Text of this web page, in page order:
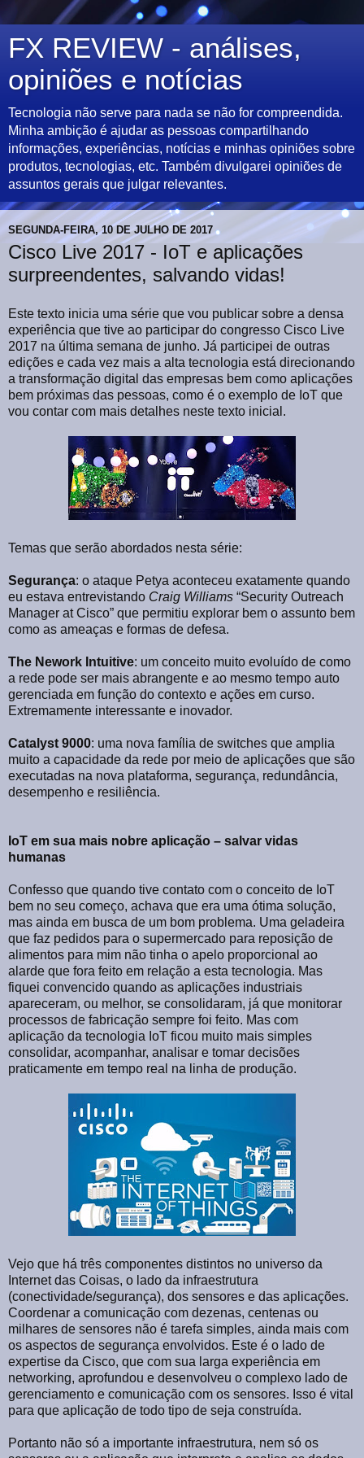
FX REVIEW - análises,
opiniões e notícias
Tecnologia não serve para nada se não for compreendida.
Minha ambição é ajudar as pessoas compartilhando
informações, experiências, notícias e minhas opiniões sobre
produtos, tecnologias, etc. Também divulgarei opiniões de
assuntos gerais que julgar relevantes.
SEGUNDA-FEIRA, 10 DE JULHO DE 2017
Cisco Live 2017 - IoT e aplicações
surpreendentes, salvando vidas!
Este texto inicia uma série que vou publicar sobre a densa
experiência que tive ao participar do congresso Cisco Live
2017 na última semana de junho. Já participei de outras
edições e cada vez mais a alta tecnologia está direcionando
a transformação digital das empresas bem como aplicações
bem próximas das pessoas, como é o exemplo de IoT que
vou contar com mais detalhes neste texto inicial.
Temas que serão abordados nesta série:
Segurança: o ataque Petya aconteceu exatamente quando
eu estava entrevistando Craig Williams “Security Outreach
Manager at Cisco” que permitiu explorar bem o assunto bem
como as ameaças e formas de defesa.
The Nework Intuitive: um conceito muito evoluído de como
a rede pode ser mais abrangente e ao mesmo tempo auto
gerenciada em função do contexto e ações em curso.
Extremamente interessante e inovador.
Catalyst 9000: uma nova família de switches que amplia
muito a capacidade da rede por meio de aplicações que são
executadas na nova plataforma, segurança, redundância,
desempenho e resiliência.
IoT em sua mais nobre aplicação – salvar vidas
humanas
Confesso que quando tive contato com o conceito de IoT
bem no seu começo, achava que era uma ótima solução,
mas ainda em busca de um bom problema. Uma geladeira
que faz pedidos para o supermercado para reposição de
alimentos para mim não tinha o apelo proporcional ao
alarde que fora feito em relação a esta tecnologia. Mas
fiquei convencido quando as aplicações industriais
apareceram, ou melhor, se consolidaram, já que monitorar
processos de fabricação sempre foi feito. Mas com
aplicação da tecnologia IoT ficou muito mais simples
consolidar, acompanhar, analisar e tomar decisões
praticamente em tempo real na linha de produção.
Vejo que há três componentes distintos no universo da
Internet das Coisas, o lado da infraestrutura
(conectividade/segurança), dos sensores e das aplicações.
Coordenar a comunicação com dezenas, centenas ou
milhares de sensores não é tarefa simples, ainda mais com
os aspectos de segurança envolvidos. Este é o lado de
expertise da Cisco, que com sua larga experiência em
networking, aprofundou e desenvolveu o complexo lado de
gerenciamento e comunicação com os sensores. Isso é vital
para que aplicação de todo tipo de seja construída.
Portanto não só a importante infraestrutura, nem só os